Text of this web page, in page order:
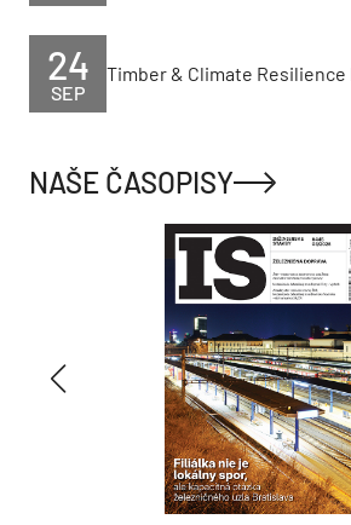
SEP
24 Timber & Climate Resilience
NAŠE ČASOPISY